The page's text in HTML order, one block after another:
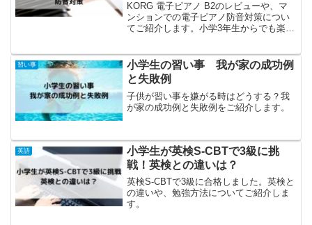
KORG 電子ピアノ B2のレビューや、マ
ンションでの電子ピアノ防音対策につい
てご紹介します。小学3年生からでも楽し
習い事
小学生の習い事 我が家の成功例
と失敗例
子供が習い事を嫌がる時はどうする？我
が家の成功例と失敗例をご紹介します。
英語
小学生が英検S-CBTで3級に挑
戦！英検との違いは？
英検S-CBTで3級に合格しました。英検と
の違いや、勉強方法についてご紹介しま
す。